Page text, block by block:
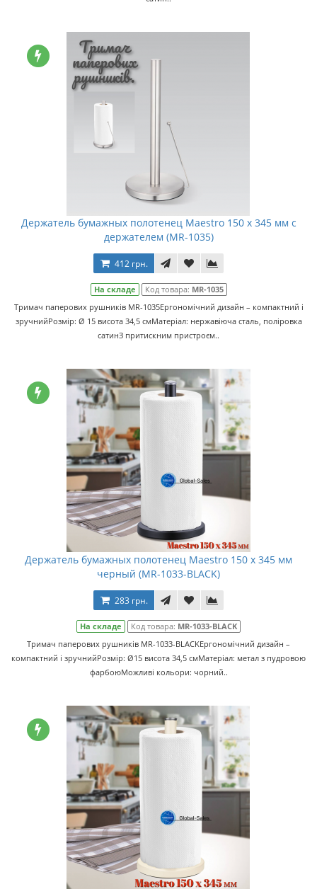
Держатель бумажных полотенец Maestro 150 x 345 мм с
держателем (MR-1035)
412 грн.
На складе Код товара: MR-1035
Тримач паперових рушників MR-1035Ергономічний дизайн – компактний і
зручнийРозмір: Ø 15 висота 34,5 смМатеріал: нержавіюча сталь, поліровка
сатинЗ притискним пристроєм..
Держатель бумажных полотенец Maestro 150 x 345 мм
черный (MR-1033-BLACK)
283 грн.
На складе Код товара: MR-1033-BLACK
Тримач паперових рушників MR-1033-BLACKЕргономічний дизайн –
компактний і зручнийРозмір: Ø15 висота 34,5 смМатеріал: метал з пудровою
фарбоюМожливі кольори: чорний..